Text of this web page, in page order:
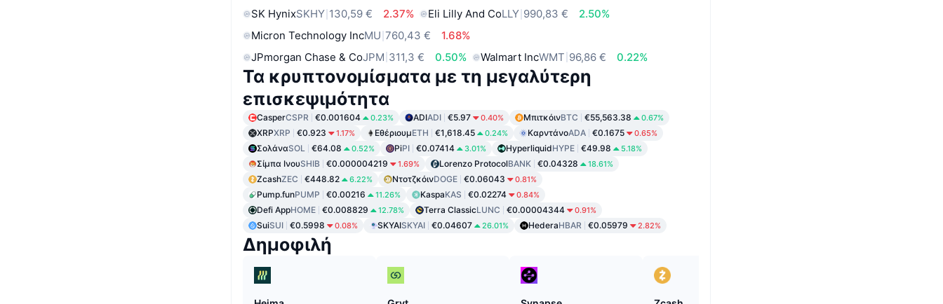
SK HynixSKHY 130,59 € 2.37% Eli Lilly And CoLLY 990,83 €
2.50%
Micron Technology IncMU 760,43 €
1.68%
JPmorgan Chase & CoJPM 311,3 € 0.50% Walmart IncWMT 96,86 € 0.22%
Τα κρυπτονομίσματα με τη μεγαλύτερη
επισκεψιμότητα
CasperCSPR €0.001604 0.23% ADIADI €5.97 0.40% ΜπιτκόινBTC €55,563.38 0.67%
XRPXRP €0.923 1.17% ΕθέριουμETH €1,618.45 0.24% ΚαρντάνοADA €0.1675 0.65%
ΣολάναSOL €64.08 0.52% PiPI €0.07414 3.01% HyperliquidHYPE €49.98 5.18%
Σίμπα ΙνουSHIB €0.000004219 1.69% Lorenzo ProtocolBANK €0.04328 18.61%
ZcashZEC €448.82 6.22% ΝτοτζκόινDOGE €0.06043 0.81%
Pump.funPUMP €0.00216 11.26% KaspaKAS €0.02274 0.84%
Defi AppHOME €0.008829 12.78% Terra ClassicLUNC €0.00004344 0.91%
SuiSUI €0.5998 0.08% SKYAISKYAI €0.04607 26.01% HederaHBAR €0.05979 2.82%
Δημοφιλή